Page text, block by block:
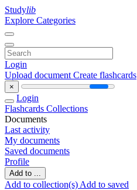
Studylib
Explore Categories
Login
Upload document Create flashcards
×
Login
Flashcards Collections
Documents
Last activity
My documents
Saved documents
Profile
Add to ...
Add to collection(s) Add to saved